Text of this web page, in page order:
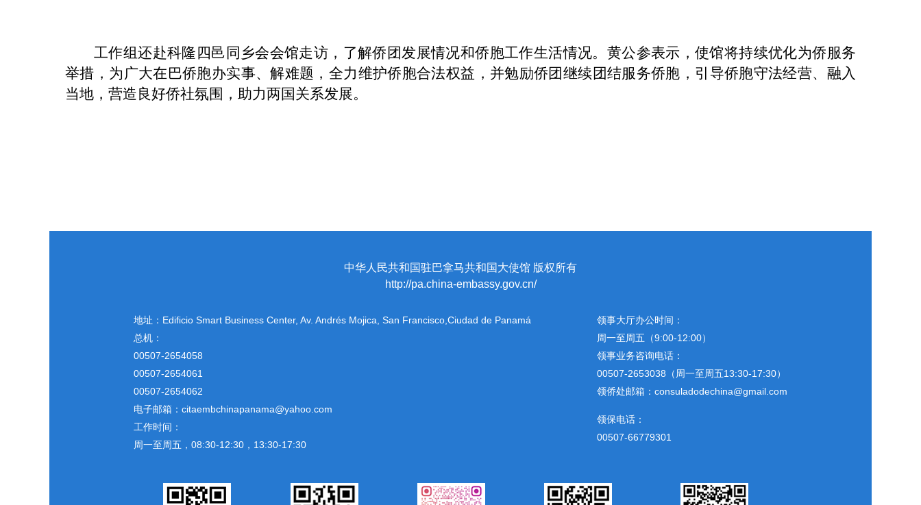
工作组还赴科隆四邑同乡会会馆走访，了解侨团发展情况和侨胞工作生活情况。黄公参表示，使馆将持续优化为侨服务
举措，为广大在巴侨胞办实事、解难题，全力维护侨胞合法权益，并勉励侨团继续团结服务侨胞，引导侨胞守法经营、融入
当地，营造良好侨社氛围，助力两国关系发展。
中华人民共和国驻巴拿马共和国大使馆 版权所有
http://pa.china-embassy.gov.cn/
地址： Edificio Smart Business Center, Av. Andrés Mojica, San Francisco,Ciudad de Panamá
总机：
00507-2654058
00507-2654061
00507-2654062
电子邮箱：citaembchinapanama@yahoo.com
工作时间：
周一至周五，08:30-12:30，13:30-17:30
领事大厅办公时间：
周一至周五（9:00-12:00）
领事业务咨询电话：
00507-2653038（周一至周五13:30-17:30）
领侨处邮箱：consuladodechina@gmail.com
领保电话：
00507-66779301